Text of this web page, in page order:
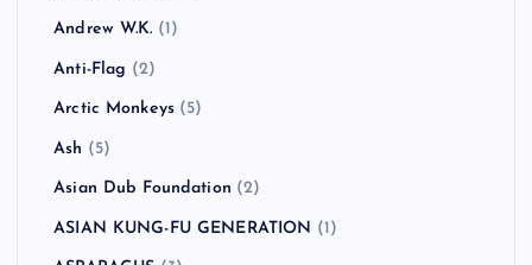
Andrew W.K. (1)
Anti-Flag (2)
Arctic Monkeys (5)
Ash (5)
Asian Dub Foundation (2)
ASIAN KUNG-FU GENERATION (1)